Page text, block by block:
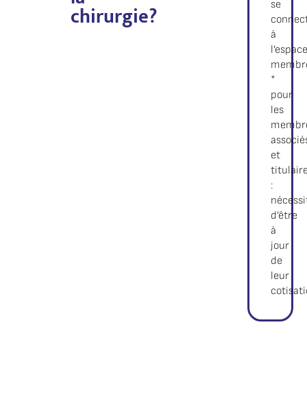
chirurgie?
se
à
l’espace
*
pour
les
et
:
d’être
à
jour
de
leur